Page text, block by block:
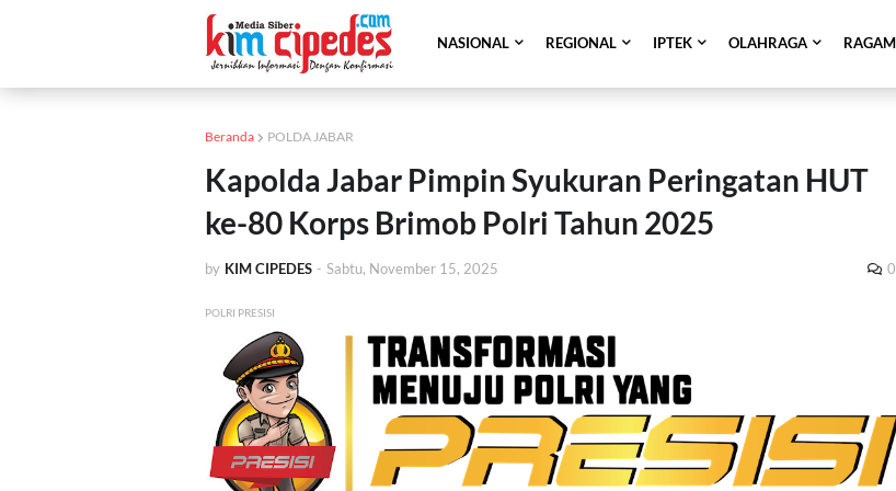
NASIONAL REGIONAL IPTEK OLAHRAGA RAGAM
Beranda POLDA JABAR
Kapolda Jabar Pimpin Syukuran Peringatan HUT
ke-80 Korps Brimob Polri Tahun 2025
by KIM CIPEDES - Sabtu, November 15, 2025 0
POLRI PRESISI